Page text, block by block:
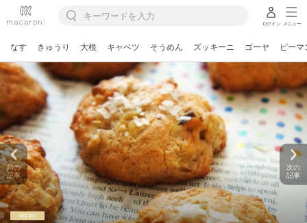
ログイン メニュー
なす きゅうり 大根 キャベツ そうめん ズッキーニ ゴーヤ ピーマ
前の
記事
次の
記事